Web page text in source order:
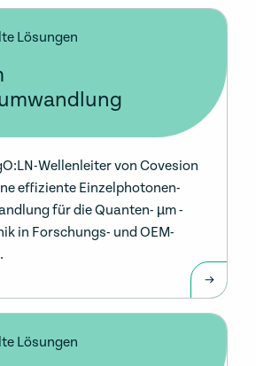
Lösungen
Wellenleiter von Covesion
effiziente Einzelphotonen-
für die Quanten- µm -
in Forschungs- und OEM-
Lösungen